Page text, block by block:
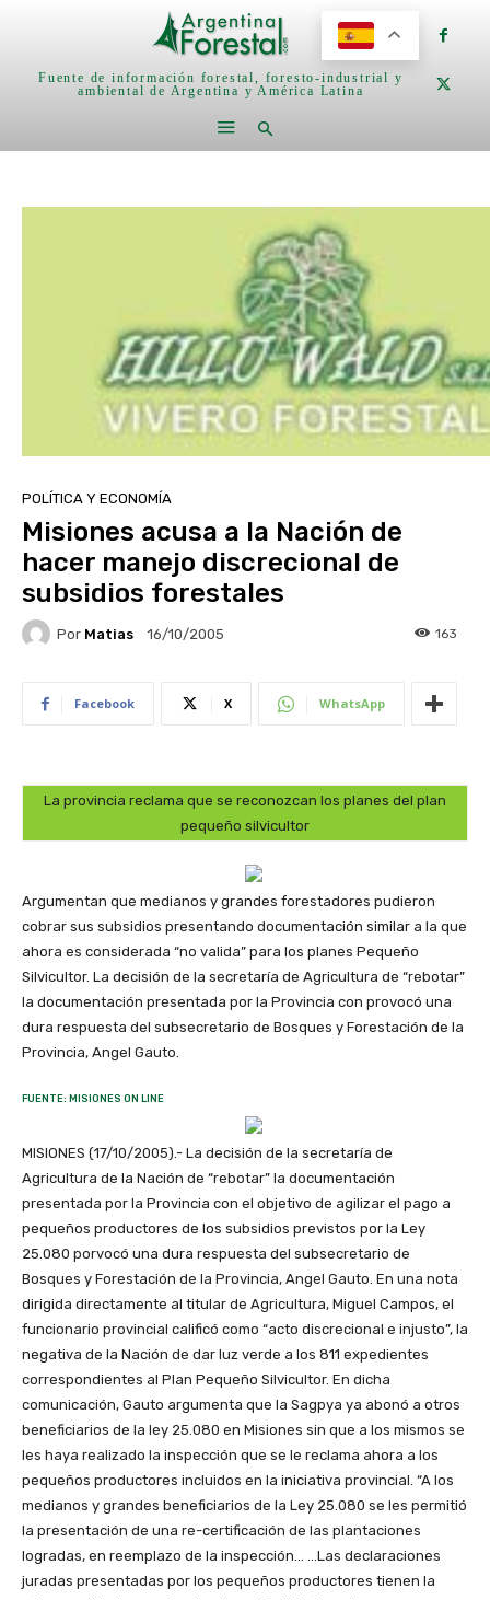
Fuente de información forestal, foresto-industrial y
ambiental de Argentina y América Latina
POLÍTICA Y ECONOMÍA
Misiones acusa a la Nación de
hacer manejo discrecional de
subsidios forestales
Por Matias 16/10/2005 163
Facebook X WhatsApp
La provincia reclama que se reconozcan los planes del plan
pequeño silvicultor
Argumentan que medianos y grandes forestadores pudieron
cobrar sus subsidios presentando documentación similar a la que
ahora es considerada “no valida” para los planes Pequeño
Silvicultor. La decisión de la secretaría de Agricultura de “rebotar”
la documentación presentada por la Provincia con provocó una
dura respuesta del subsecretario de Bosques y Forestación de la
Provincia, Angel Gauto.
FUENTE: MISIONES ON LINE
MISIONES (17/10/2005).- La decisión de la secretaría de
Agricultura de la Nación de “rebotar” la documentación
presentada por la Provincia con el objetivo de agilizar el pago a
pequeños productores de los subsidios previstos por la Ley
25.080 porvocó una dura respuesta del subsecretario de
Bosques y Forestación de la Provincia, Angel Gauto. En una nota
dirigida directamente al titular de Agricultura, Miguel Campos, el
funcionario provincial calificó como “acto discrecional e injusto”, la
negativa de la Nación de dar luz verde a los 811 expedientes
correspondientes al Plan Pequeño Silvicultor. En dicha
comunicación, Gauto argumenta que la Sagpya ya abonó a otros
beneficiarios de la ley 25.080 en Misiones sin que a los mismos se
les haya realizado la inspección que se le reclama ahora a los
pequeños productores incluidos en la iniciativa provincial. “A los
medianos y grandes beneficiarios de la Ley 25.080 se les permitió
la presentación de una re-certificación de las plantaciones
logradas, en reemplazo de la inspección… …Las declaraciones
juradas presentadas por los pequeños productores tienen la